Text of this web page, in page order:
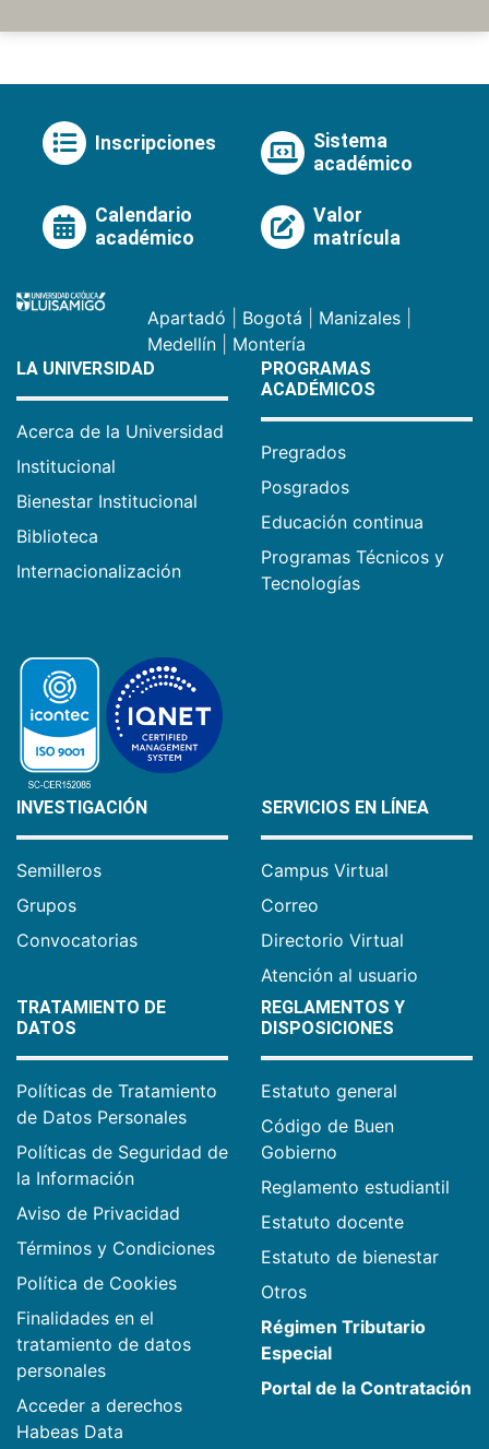
Inscripciones
Sistema
académico
Calendario
académico
Valor
matrícula
Apartadó Bogotá Manizales
Medellín
Montería
LA UNIVERSIDAD
Acerca de la Universidad
Institucional
Bienestar Institucional
Biblioteca
Internacionalización
PROGRAMAS
ACADÉMICOS
Pregrados
Posgrados
Educación continua
Programas Técnicos y
Tecnologías
INVESTIGACIÓN
Semilleros
Grupos
Convocatorias
SERVICIOS EN LÍNEA
Campus Virtual
Correo
Directorio Virtual
Atención al usuario
TRATAMIENTO DE
DATOS
Políticas de Tratamiento
de Datos Personales
Políticas de Seguridad de
la Información
Aviso de Privacidad
Términos y Condiciones
Política de Cookies
Finalidades en el
tratamiento de datos
personales
Acceder a derechos
Habeas Data
REGLAMENTOS Y
DISPOSICIONES
Estatuto general
Código de Buen
Gobierno
Reglamento estudiantil
Estatuto docente
Estatuto de bienestar
Otros
Régimen Tributario
Especial
Portal de la Contratación